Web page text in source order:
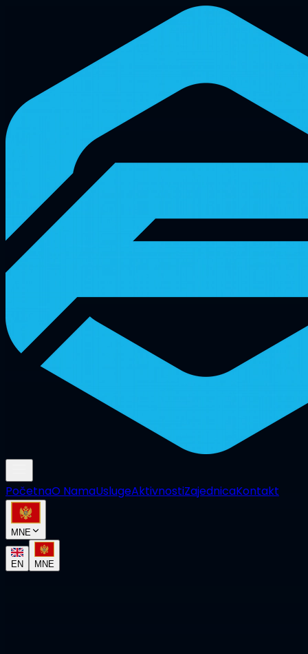
PočetnaO NamaUslugeAktivnostiZajednicaKontakt
MNE
EN MNE